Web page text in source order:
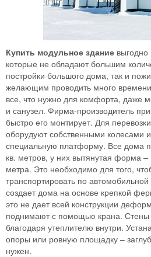
Купить модульное здание
которые не обладают большим
постройки большого дома, так и
желающим проводить много
все, что нужно для комфорта, даже
и санузел. Фирма-производитель
быстро его монтирует. Для
оборудуют собственными колесами
специальную платформу. Все дома
кв. метров, у них вытянутая форма
метра. Это необходимо для того,
транспортировать по
создает дома на основе крепкой
это не дает всей конструкции
поднимают с помощью крана. Стены
благодаря утеплителю внутри.
опоры или ровную площадку –
нужен.